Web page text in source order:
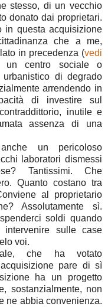
stesso, di un vecchio
donato dai proprietari.
in questa acquisizione
che a me,
in precedenza (vedi
un centro sociale o
di degrado
arrendendo in
di investire sul
inutile e
assenza di una
un pericoloso
laboratori dismessi
Tantissimi. Che
Quanto costano tra
al proprietario
Assolutamente sì.
soldi quando
sulle case
voi.
che ha votato
pare di sì
ha un progetto
sostanzialmente, non
ne abbia convenienza.